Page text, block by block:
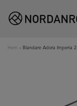
Hem » Blandare Adora Imperia 2